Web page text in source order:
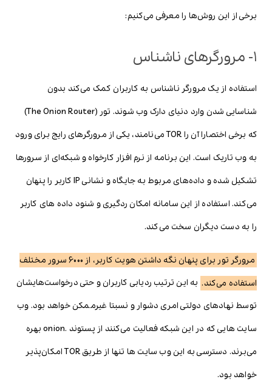
برخی از این روش‌ها را معرفی می‌کنیم:
۱- مرورگرهای ناشناس
استفاده از یک مرورگر ناشناس به کاربران کمک می‌کند بدون
شناسایی شدن وارد دنیای دارک وب شوند. تور (The Onion Router)
که برخی اختصارا آن را TOR می‌نامند، یکی از مرورگرهای رایج برای ورود
به وب تاریک است. این برنامه از نرم افزار کارخواه و شبکه‌ای از سرورها
تشکیل شده و داده‌های مربوط به جایگاه و نشانی IP کاربر را پنهان
می‌کند. استفاده از این سامانه امکان ردگیری و شنود داده های کاربر
را به دست دیگران سخت می‌کند.
مرورگر تور برای پنهان نگه داشتن هویت کاربر، از 6000 سرور مختلف
استفاده می‌کند. به این ترتیب ردیابی کاربران و حتی درخواست‌هایشان
توسط نهادهای دولتی امری دشوار و نسبتا غیرممکن خواهد بود. وب
سایت هایی که در این شبکه فعالیت می‌کنند از پستوند .onion بهره
می‌برند. دسترسی به این وب سایت ها تنها از طریق TOR امکان‌پذیر
خواهد بود.